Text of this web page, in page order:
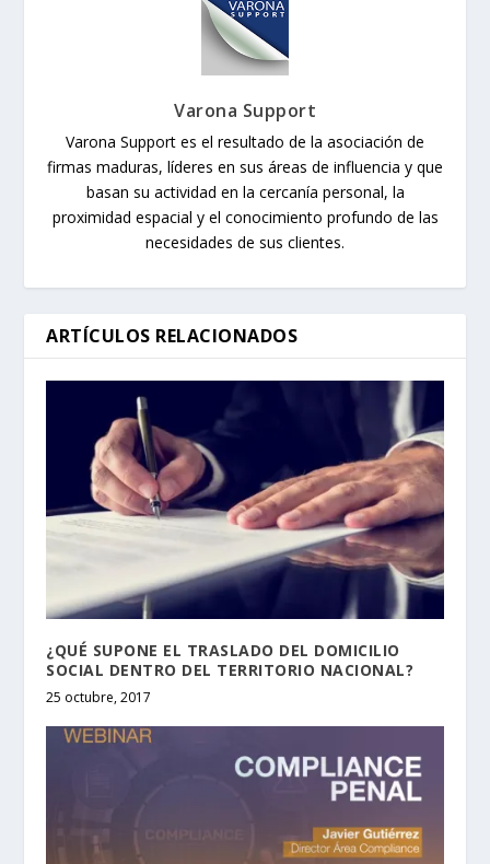
Varona Support
Varona Support es el resultado de la asociación de
firmas maduras, líderes en sus áreas de influencia y que
basan su actividad en la cercanía personal, la
proximidad espacial y el conocimiento profundo de las
necesidades de sus clientes.
ARTÍCULOS RELACIONADOS
¿QUÉ SUPONE EL TRASLADO DEL DOMICILIO
SOCIAL DENTRO DEL TERRITORIO NACIONAL?
25 octubre, 2017